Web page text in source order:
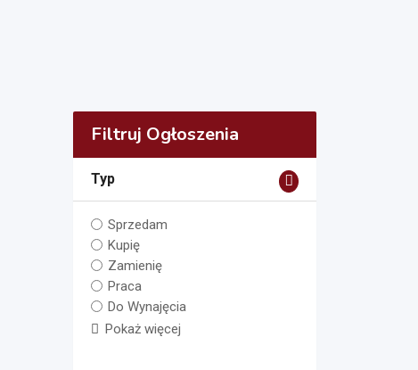
Filtruj Ogłoszenia
Typ
Sprzedam
Kupię
Zamienię
Praca
Do Wynajęcia
Pokaż więcej